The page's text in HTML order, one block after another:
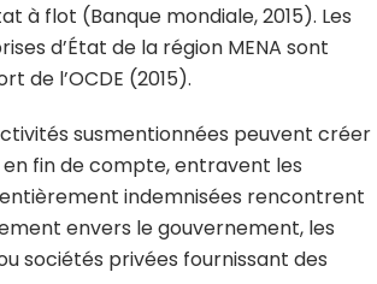
à flot (Banque mondiale, 2015). Les
d’État de la région MENA sont
de l’OCDE (2015).
susmentionnées peuvent créer
fin de compte, entravent les
indemnisées rencontrent
envers le gouvernement, les
sociétés privées fournissant des